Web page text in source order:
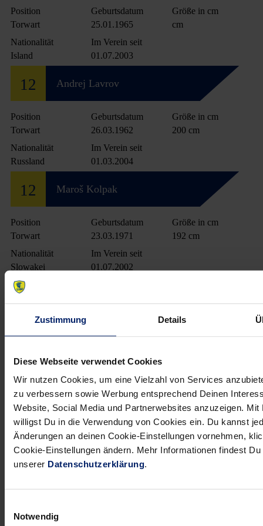
Zustimmung Details
Diese Webseite verwendet Cookies
Wir nutzen Cookies, um eine Vielzahl von Services
zu verbessern sowie Werbung entsprechend Deinen
Website, Social Media und Partnerwebsites anzuzeigen. Mit
willigst Du in die Verwendung von Cookies ein. Du kannst
Änderungen an deinen Cookie-Einstellungen vornehmen,
Cookie-Einstellungen ändern. Mehr Informationen findest
unserer Datenschutzerklärung.
Notwendig
Position
Torwart
Geburtsdatum
25.01.1965
Größe in cm
cm
Nationalität
Island
Im Verein seit
01.07.2003
12 Andrej Lavrov
Position
Torwart
Geburtsdatum
26.03.1962
Größe in cm
200 cm
Nationalität
Russland
Im Verein seit
01.03.2004
12 Maroš Kolpak
Position
Torwart
Geburtsdatum
23.03.1971
Größe in cm
192 cm
Nationalität
Slowakei
Im Verein seit
01.07.2002
23
Nationalität
Im Verein seit
4 Ulrich Schuppler
Position
Rückraum Links
Geburtsdatum
23.05.1966
Größe in cm
198 cm
Nationalität
Im Verein seit